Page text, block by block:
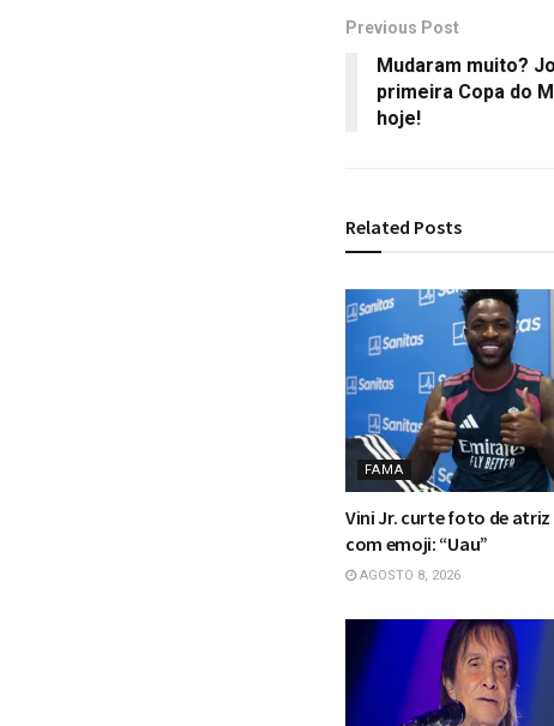
Previous Post
Mudaram muito?
primeira Copa do
hoje!
Related Posts
FAMA
Vini Jr. curte foto de atriz
com emoji: “Uau”
AGOSTO 8, 2026